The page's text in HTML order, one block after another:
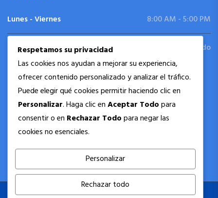
Lunes - Viernes 8:00 AM - 5:00 PM
Sábado - Domingo Cerrado
Siguenos
Respetamos su privacidad
Las cookies nos ayudan a mejorar su experiencia,
ofrecer contenido personalizado y analizar el tráfico.
Puede elegir qué cookies permitir haciendo clic en
Personalizar. Haga clic enAceptar Todopara
consentir o en Rechazar Todopara negar las
cookies no esenciales.
Personalizar
Rechazar todo